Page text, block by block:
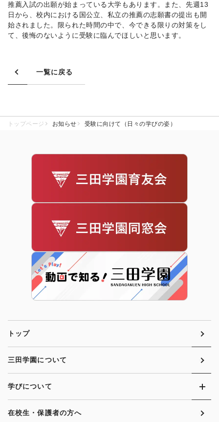
推薦入試の出願が始まっている大学もあります。また、先週13
日から、校内における国公立、私立の推薦の志願書の提出も開
始されました。限られた時間の中で、今できる限りの対策をし
て、後悔のないように受験に臨んでほしいと思います。
一覧に戻る
トップページ お知らせ 受験に向けて（日々の学びの姿）
トップ
三田学園について
学びについて
在校生・保護者の方へ